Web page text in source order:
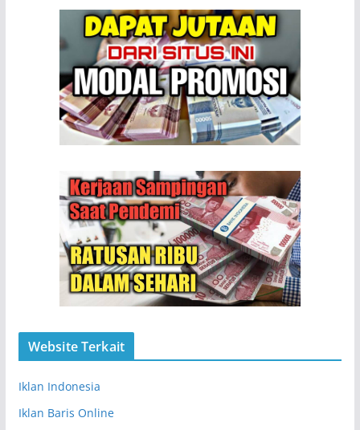
Website Terkait
Iklan Indonesia
Iklan Baris Online